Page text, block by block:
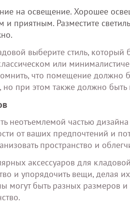
на освещение. Хорошее
приятным. Разместите
выберите стиль, который
или
что помещение должно
при этом также должно быть
неотъемлемой частью
от ваших предпочтений и
пространство и
аксессуаров для
и упорядочить вещи,
могут быть разных размеров